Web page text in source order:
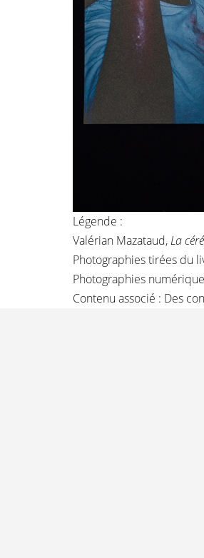
Légende :
Valérian Mazataud,La
Photographies tirées du
Photographies
Contenu associé : Des